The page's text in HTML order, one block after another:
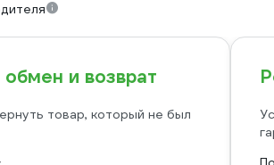
и возврат
товар, который не был